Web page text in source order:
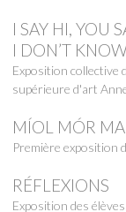
I SAY HI, YOU
I DON’T
Exposition collective
supérieure d'art
MÍOL MÓR
Première exposition
RÉFLEXIONS
Exposition des